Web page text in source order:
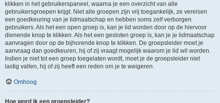
klikken in het gebruikerspaneel, waarna je een overzicht van alle
gebruikersgroepen krijgt. Niet alle groepen zijn vrij toegankelijk, ze vereisen
een goedkeuring van je lidmaatschap en hebben soms zelf verborgen
gebruikers. Als het een open groep is, kan je lid worden door op de hiervoor
dienende knop te klikken. Als het een gesloten groep is, kan je je lidmaatschap
aanvragen door op de bijhorende knop te klikken. De groepsleider moet je
aanvraag dan goedkeuren, hij of zij vraagt mogelijk waarom je lid wil worden.
Indien je niet tot een groep toegelaten wordt, moet je de groepsleider niet
lastig vallen, hij of zij heeft een reden om je te weigeren.
Omhoog
Hoe word ik een groepsleider?